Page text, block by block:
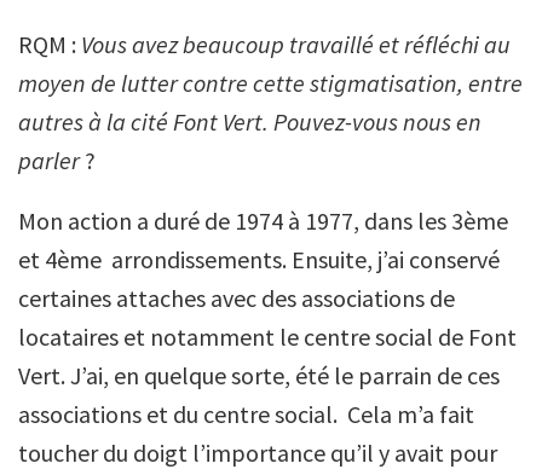
RQM : Vous avez beaucoup travaillé et réfléchi au
moyen de lutter contre cette stigmatisation, entre
autres à la cité Font Vert. Pouvez-vous nous en
parler?
Mon action a duré de 1974 à 1977, dans les 3ème
et 4ème arrondissements. Ensuite, j’ai conservé
certaines attaches avec des associations de
locataires et notamment le centre social de Font
Vert. J’ai, en quelque sorte, été le parrain de ces
associations et du centre social. Cela m’a fait
toucher du doigt l’importance qu’il y avait pour